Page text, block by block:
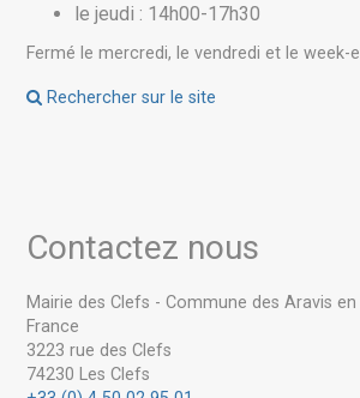
le jeudi : 14h00-17h30
Fermé le mercredi, le vendredi et le week-
Rechercher sur le site
Contactez nous
Mairie des Clefs - Commune des Aravis
France
3223 rue des Clefs
74230 Les Clefs